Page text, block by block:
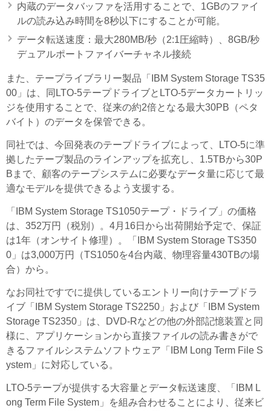
内蔵のデータバッファを活用することで、1GBのファイ
ルの読み込み時間を8秒以下にすることが可能。
データ転送速度：最大280MB/秒（2:1圧縮時）、8GB/秒
デュアルポートファイバーチャネル接続
また、テープライブラリー製品「IBM System Storage TS35
00」は、同LTO-5テープドライブとLTO-5データカートリッ
ジを使用することで、従来の約2倍となる最大30PB（ペタ
バイト）のデータを保管できる。
同社では、今回発表のテープドライブによって、LTO-5に準
拠したテープ製品のラインアップを拡充し、1.5TBから30P
Bまで、顧客のテープシステムに必要なデータ量に応じて最
適なモデルを提供できるよう支援する。
「IBM System Storage TS1050テープ・ドライブ」の価格
は、352万円（税別）。4月16日から出荷開始予定で、保証
は1年（オンサイト修理）。「IBM System Storage TS350
0」は3,000万円（TS1050を4台内蔵、物理容量430TBの場
合）から。
なお同社ですでに提供しているエントリー向けテープドラ
イブ「IBM System Storage TS2250」および「IBM System
Storage TS2350」は、DVD-Rなどの他の外部記憶装置と同
様に、アプリケーションから直接ファイルの読み書きがで
きるファイルシステムソフトウェア「IBM Long Term File S
ystem」に対応している。
LTO-5テープが提供する大容量とデータ転送速度、「IBM L
ong Term File System」を組み合わせることにより、従来ビ